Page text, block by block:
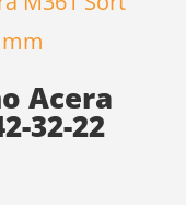
Acera
32-22